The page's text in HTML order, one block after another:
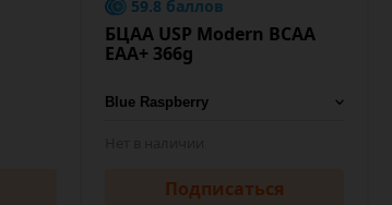
59.8 баллов
БЦАА USP Modern BCAA
EAA+ 366g
Подписаться